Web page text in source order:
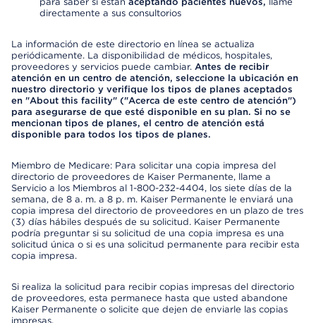
directamente a sus consultorios
La información de este directorio en línea se actualiza
periódicamente. La disponibilidad de médicos, hospitales,
proveedores y servicios puede cambiar. Antes de recibir
atención en un centro de atención, seleccione la ubicación en
nuestro directorio y verifique los tipos de planes aceptados
en "About this facility" ("Acerca de este centro de atención")
para asegurarse de que esté disponible en su plan. Si no se
mencionan tipos de planes, el centro de atención está
disponible para todos los tipos de planes.
Miembro de Medicare: Para solicitar una copia impresa del
directorio de proveedores de Kaiser Permanente, llame a
Servicio a los Miembros al 1-800-232-4404, los siete días de la
semana, de 8 a. m. a 8 p. m. Kaiser Permanente le enviará una
copia impresa del directorio de proveedores en un plazo de tres
(3) días hábiles después de su solicitud. Kaiser Permanente
podría preguntar si su solicitud de una copia impresa es una
solicitud única o si es una solicitud permanente para recibir esta
copia impresa.
Si realiza la solicitud para recibir copias impresas del directorio
de proveedores, esta permanece hasta que usted abandone
Kaiser Permanente o solicite que dejen de enviarle las copias
impresas.